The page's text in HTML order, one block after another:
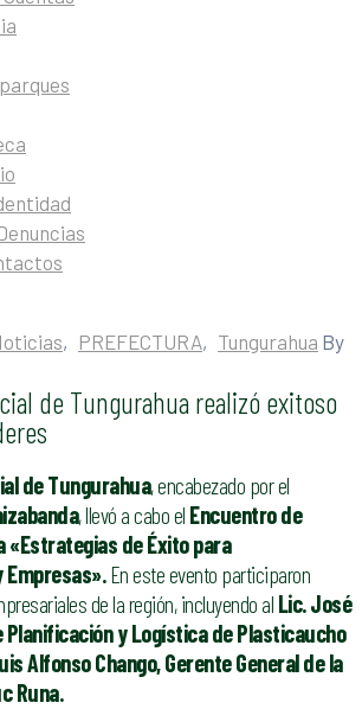
‚ PREFECTURA‚ Tungurahua By
de Tungurahua realizó exitoso
de Tungurahua, encabezado por el
, llevó a cabo el Encuentro de
«Estrategias de Éxito para
En este evento participaron
de la región, incluyendo al Lic. José
Planificación y Logística de Plasticaucho
Alfonso Chango, Gerente General de la
Runa.